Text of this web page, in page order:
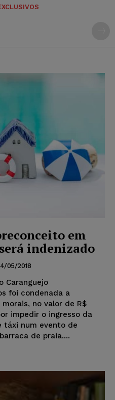
em
indenizado
05/2018
Caranguejo
foi condenada a
no valor de R$
impedir o ingresso da
num evento de
de praia....